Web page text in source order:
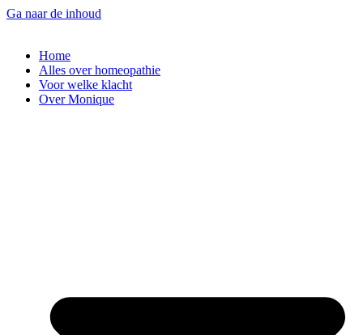
Ga naar de inhoud
Home
Alles over homeopathie
Voor welke klacht
Over Monique